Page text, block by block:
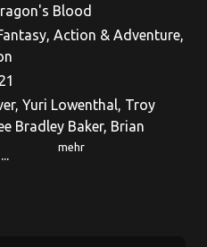
Blood
Action & Adventure,
Yuri Lowenthal, Troy
Bradley Baker, Brian
mehr